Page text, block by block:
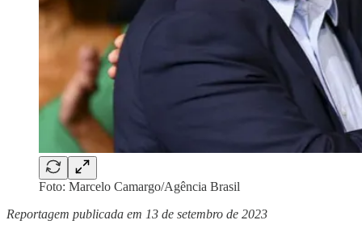
Foto: Marcelo Camargo/Agência Brasil
Reportagem publicada em 13 de setembro de 2023